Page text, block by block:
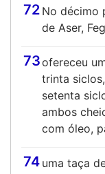
72 No décimo
de Aser,
73ofereceu
trinta
setenta
ambos
com óleo,
74 uma taça